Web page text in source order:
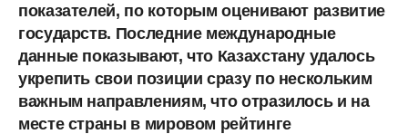
показателей, по которым оценивают развитие
государств. Последние международные
данные показывают, что Казахстану удалось
укрепить свои позиции сразу по нескольким
важным направлениям, что отразилось и на
месте страны в мировом рейтинге